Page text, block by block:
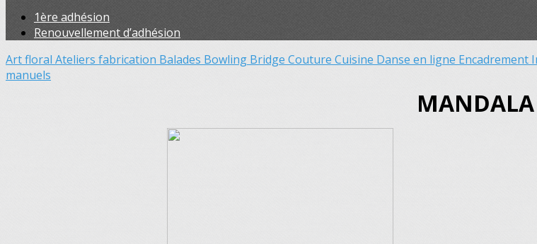
1ère adhésion
Renouvellement d’adhésion
Art floral Ateliers fabrication Balades Bowling Bridge Couture Cuisine Danse en ligne Encadrement
manuels
MANDALA